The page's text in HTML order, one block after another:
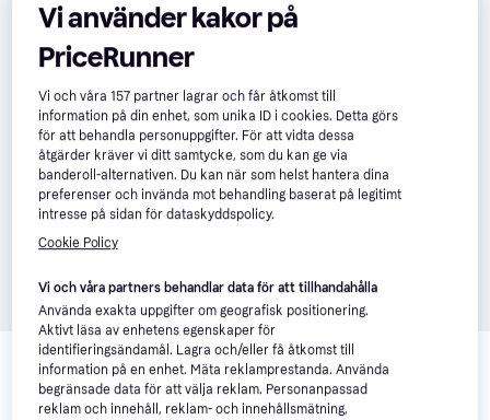
Relaterade produkter
Vi har plockat fram ett urval av produkter som kanske skulle
intressera dig. Visa alla
Vi använder kakor på
PriceRunner
Vi och våra157 partner lagrar och får åtkomst till
information på din enhet, som unika ID i cookies. Detta görs
för att behandla personuppgifter. För att vidta dessa
åtgärder kräver vi ditt samtycke, som du kan ge via
banderoll-alternativen. Du kan när som helst hantera dina
preferenser och invända mot behandling baserat på legitimt
intresse på sidan för dataskyddspolicy.
Cookie Policy
Vi och våra partners behandlar data för att tillhandahålla
Använda exakta uppgifter om geografisk positionering.
Aktivt läsa av enhetens egenskaper för
identifieringsändamål. Lagra och/eller få åtkomst till
information på en enhet. Mäta reklamprestanda. Använda
begränsade data för att välja reklam. Personanpassad
reklam och innehåll, reklam- och innehållsmätning,